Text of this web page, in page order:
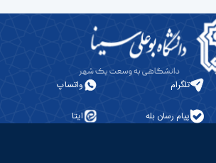
تلگرام واتساپ
پیام رسان بله ایتا